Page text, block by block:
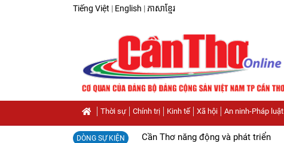
Tiếng Việt | English | ភាសាខ្មែរ
Thời sự Chính trị Kinh tế Xã hội An ninh-Pháp luật
DÒNG SỰ KIỆN Cần Thơ năng động và phát triển